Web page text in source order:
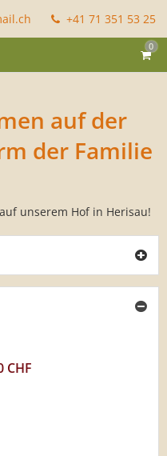
+41 71 351 53 25
0
auf der
der Familie
unserem Hof in Herisau!
CHF